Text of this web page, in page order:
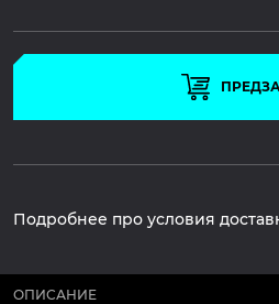
Подробнее про условия
ОПИСАНИЕ